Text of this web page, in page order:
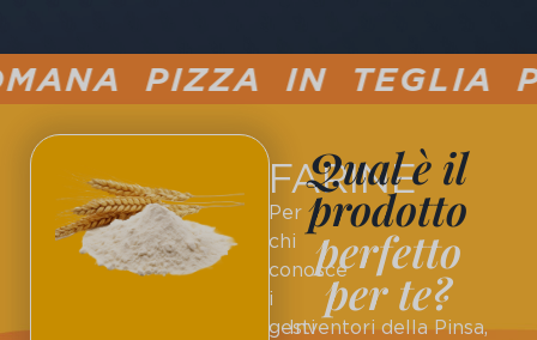
PIZZA IN TEGLIA
FARINE
Per
chi
conosce
i
gesti
Qual è il
prodotto
perfetto
per te?
Inventori della Pinsa,